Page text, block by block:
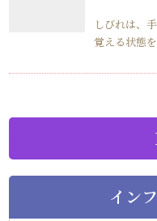
しびれは、
覚える状態
イン